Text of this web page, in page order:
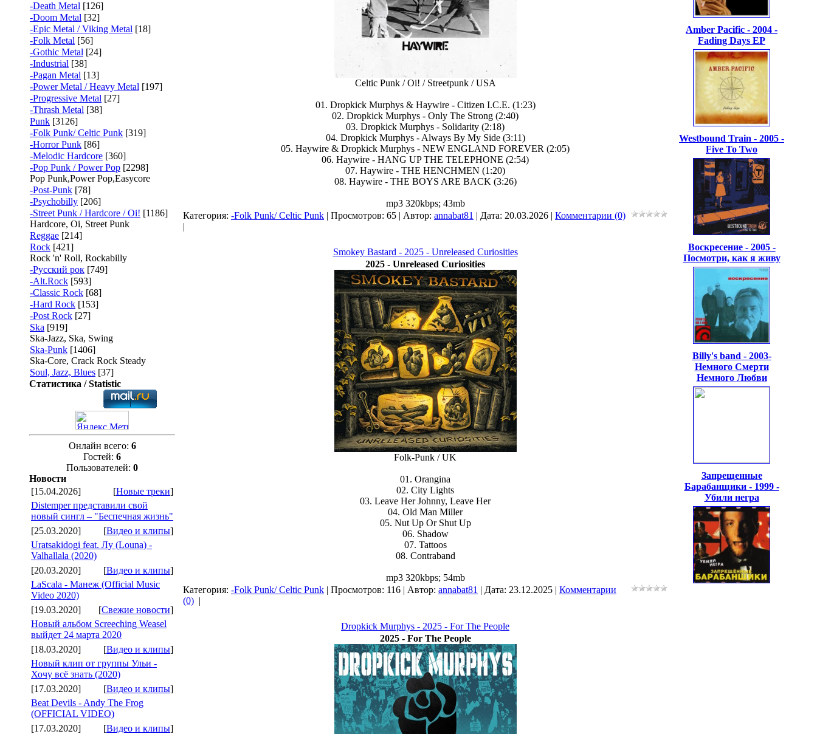
-Death Metal [126]
-Doom Metal [32]
-Epic Metal / Viking Metal [18]
-Folk Metal [56]
-Gothic Metal [24]
-Industrial [38]
-Pagan Metal [13]
-Power Metal / Heavy Metal [197]
-Progressive Metal [27]
-Thrash Metal [38]
Punk [3126]
-Folk Punk/ Celtic Punk [319]
-Horror Punk [86]
-Melodic Hardcore [360]
-Pop Punk / Power Pop [2298]
Pop Punk,Power Pop,Easycore
-Post-Punk [78]
-Psychobilly [206]
-Street Punk / Hardcore / Oi! [1186]
Hardcore, Oi, Street Punk
Reggae [214]
Rock [421]
Rock 'n' Roll, Rockabilly
-Русский рок [749]
-Alt.Rock [593]
-Classic Rock [68]
-Hard Rock [153]
-Post Rock [27]
Ska [919]
Ska-Jazz, Ska, Swing
Ska-Punk [1406]
Ska-Core, Crack Rock Steady
Soul, Jazz, Blues [37]
Статистика / Statistic
Онлайн всего: 6
Гостей: 6
Пользователей: 0
Новости
[15.04.2026]
[Новые треки]
Distemper представили свой
новый сингл – "Беспечная жизнь"
[25.03.2020]
[Видео и клипы]
Uratsakidogi feat. Лу (Louna) -
Valhallala (2020)
[20.03.2020]
[Видео и клипы]
LaScala - Манеж (Official Music
Video 2020)
[19.03.2020]
[Свежие новости]
Новый альбом Screeching Weasel
выйдет 24 марта 2020
[18.03.2020]
[Видео и клипы]
Новый клип от группы Ульи -
Хочу всё знать (2020)
[17.03.2020]
[Видео и клипы]
Beat Devils - Andy The Frog
(OFFICIAL VIDEO)
[17.03.2020]
[Видео и клипы]
Celtic Punk / Oi! / Streetpunk / USA
01. Dropkick Murphys & Haywire - Citizen I.C.E. (1:23)
02. Dropkick Murphys - Only The Strong (2:40)
03. Dropkick Murphys - Solidarity (2:18)
04. Dropkick Murphys - Always By My Side (3:11)
05. Haywire & Dropkick Murphys - NEW ENGLAND FOREVER (2:05)
06. Haywire - HANG UP THE TELEPHONE (2:54)
07. Haywire - THE HENCHMEN (1:20)
08. Haywire - THE BOYS ARE BACK (3:26)
mp3 320kbps; 43mb
Категория: -Folk Punk/ Celtic Punk | Просмотров: 65 | Автор: annabat81 | Дата: 20.03.2026 | Комментарии (0)
|
Smokey Bastard - 2025 - Unreleased Curiosities
2025 - Unreleased Curiosities
Folk-Punk / UK
01. Orangina
02. City Lights
03. Leave Her Johnny, Leave Her
04. Old Man Miller
05. Nut Up Or Shut Up
06. Shadow
07. Tattoos
08. Contraband
mp3 320kbps; 54mb
Категория: -Folk Punk/ Celtic Punk | Просмотров: 116 | Автор: annabat81 | Дата: 23.12.2025 | Комментарии
(0) |
Dropkick Murphys - 2025 - For The People
2025 - For The People
Amber Pacific - 2004 -
Fading Days EP
Westbound Train - 2005 -
Five To Two
Воскресение - 2005 -
Посмотри, как я живу
Billy's band - 2003-
Немного Смерти
Немного Любви
Запрещенные
Барабанщики - 1999 -
Убили негра